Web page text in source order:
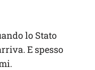
lo Stato
E spesso